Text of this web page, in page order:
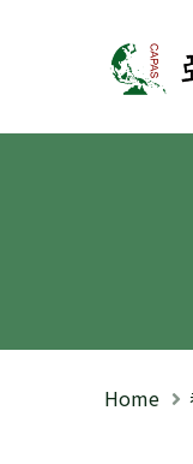
亞
Home